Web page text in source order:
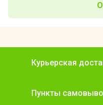
Курьерская
Пункты